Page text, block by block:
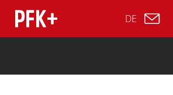
navigation
DE